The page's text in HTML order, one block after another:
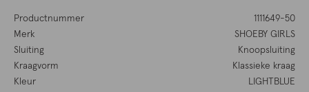
Productnummer
1111649-50
Merk
SHOEBY GIRLS
Sluiting
Knoopsluiting
Kraagvorm
Klassieke kraag
Kleur
LIGHTBLUE